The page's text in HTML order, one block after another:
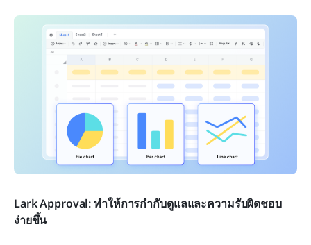
Lark Approval: ทำให้การกำกับดูแลและความรับผิดชอบ
ง่ายขึ้น